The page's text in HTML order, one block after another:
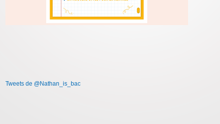
Tweets de @Nathan_is_bac